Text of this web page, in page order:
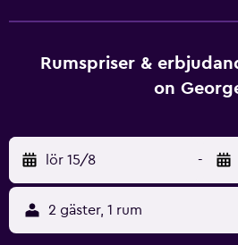
har tofflor, gratis toalettartiklar
satellitpremiumkanaler. Boendet
och mörkläggningsgardiner.
motell har bland annat
Rumspriser &
on
lör 15/8 -
2 gäster, 1 rum